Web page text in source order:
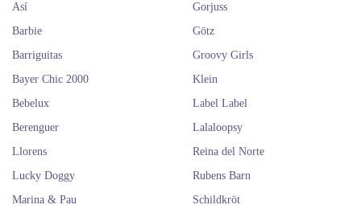
Así
Barbie
Barriguitas
Bayer Chic 2000
Bebelux
Berenguer
Gorjuss
Götz
Groovy Girls
Klein
Label Label
Lalaloopsy
Llorens
Lucky Doggy
Marina & Pau
Reina del Norte
Rubens Barn
Schildkröt